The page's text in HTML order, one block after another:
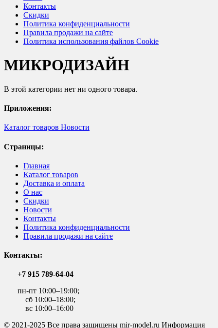
Контакты
Скидки
Политика конфиденциальности
Правила продажи на сайте
Политика использования файлов Cookie
МИКРОДИЗАЙН
В этой категории нет ни одного товара.
Приложения:
Каталог товаров Новости
Страницы:
Главная
Каталог товаров
Доставка и оплата
О нас
Скидки
Новости
Контакты
Политика конфиденциальности
Правила продажи на сайте
Контакты:
+7 915 789-64-04
пн-пт 10:00–19:00;
сб 10:00–18:00;
вс 10:00–16:00
© 2021-2025 Все права защищены mir-model.ru Информация